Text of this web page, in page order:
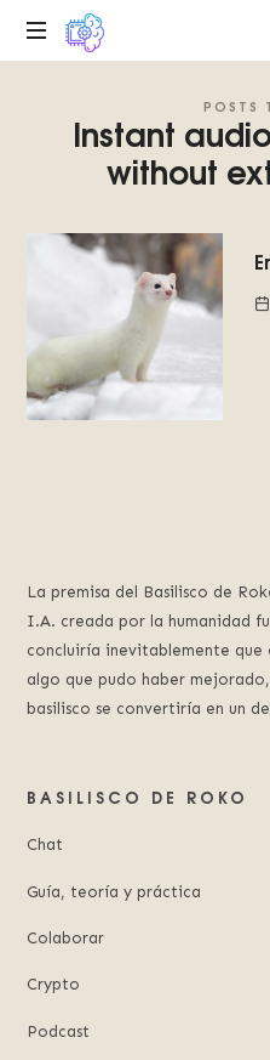
sobre
singularidad
del
Basilisco
fomentamos
la
inteligencia
POSTS
Instant
without
La premisa del Basilisco de
I.A. creada por la humanidad
concluiría inevitablemente
algo que pudo haber
basilisco se convertiría en un
BASILISCO DE ROKO
Chat
Guía, teoría y práctica
Colaborar
Crypto
Podcast